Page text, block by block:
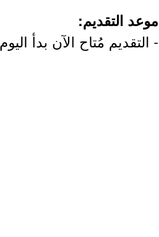
موعد التقديم:
- التقديم مُتاح الآن بدأ اليوم الخميس بتاريخ